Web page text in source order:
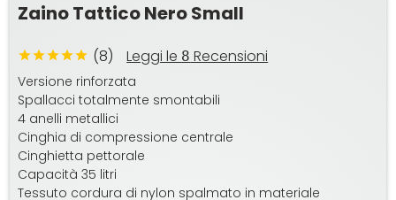
Zaino Tattico Nero Small
(8) Leggi le 8 Recensioni
Versione rinforzata
Spallacci totalmente smontabili
4 anelli metallici
Cinghia di compressione centrale
Cinghietta pettorale
Capacità 35 litri
Tessuto cordura di nylon spalmato in materiale